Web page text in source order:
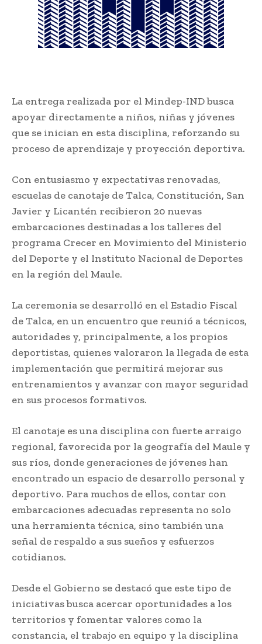
La entrega realizada por el Mindep-IND busca
apoyar directamente a niños, niñas y jóvenes
que se inician en esta disciplina, reforzando su
proceso de aprendizaje y proyección deportiva.
Con entusiasmo y expectativas renovadas,
escuelas de canotaje de Talca, Constitución, San
Javier y Licantén recibieron 20 nuevas
embarcaciones destinadas a los talleres del
programa Crecer en Movimiento del Ministerio
del Deporte y el Instituto Nacional de Deportes
en la región del Maule.
La ceremonia se desarrolló en el Estadio Fiscal
de Talca, en un encuentro que reunió a técnicos,
autoridades y, principalmente, a los propios
deportistas, quienes valoraron la llegada de esta
implementación que permitirá mejorar sus
entrenamientos y avanzar con mayor seguridad
en sus procesos formativos.
El canotaje es una disciplina con fuerte arraigo
regional, favorecida por la geografía del Maule y
sus ríos, donde generaciones de jóvenes han
encontrado un espacio de desarrollo personal y
deportivo. Para muchos de ellos, contar con
embarcaciones adecuadas representa no solo
una herramienta técnica, sino también una
señal de respaldo a sus sueños y esfuerzos
cotidianos.
Desde el Gobierno se destacó que este tipo de
iniciativas busca acercar oportunidades a los
territorios y fomentar valores como la
constancia, el trabajo en equipo y la disciplina